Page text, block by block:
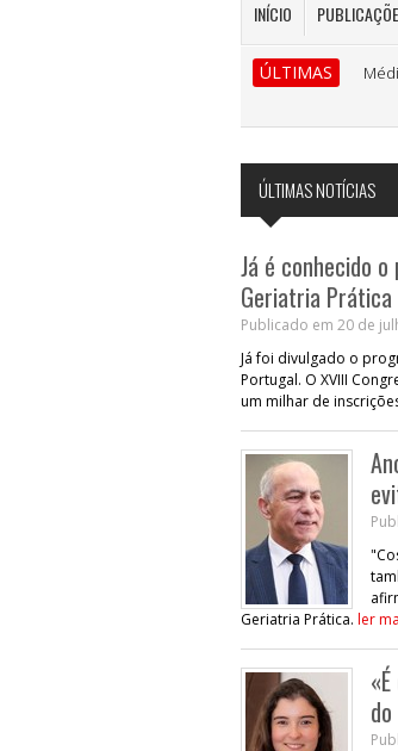
INÍCIO
ÚLTIMAS
ÚLTIMAS NOTÍCIAS
Já é conhecido
Geriatria
Publicado em 20 de
Já foi divulgado o
Portugal. O XVIII
um milhar de
Geriatria Prática. ler